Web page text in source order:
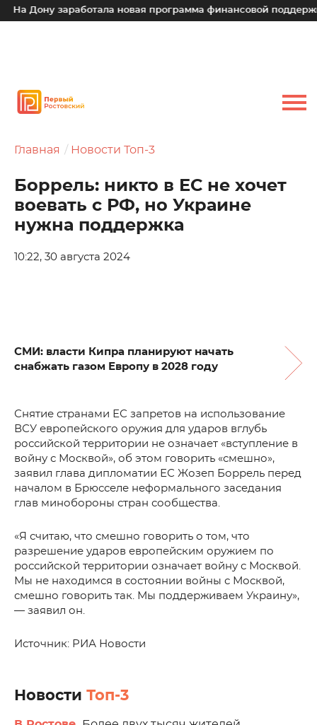
Дону заработала новая программа финансовой поддержки
Главная Новости Топ-3
Боррель: никто в ЕС не хочет
воевать с РФ, но Украине
нужна поддержка
10:22, 30 августа 2024
СМИ: власти Кипра планируют начать
снабжать газом Европу в 2028 году
Снятие странами ЕС запретов на использование
ВСУ европейского оружия для ударов вглубь
российской территории не означает «вступление в
войну с Москвой», об этом говорить «смешно»,
заявил глава дипломатии ЕС Жозеп Боррель перед
началом в Брюсселе неформального заседания
глав минобороны стран сообщества.
«Я считаю, что смешно говорить о том, что
разрешение ударов европейским оружием по
российской территории означает войну с Москвой.
Мы не находимся в состоянии войны с Москвой,
смешно говорить так. Мы поддерживаем Украину»,
— заявил он.
Источник: РИА Новости
Новости Топ-3